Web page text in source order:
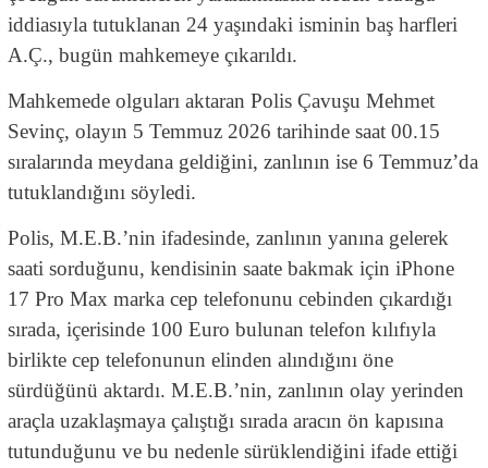
iddiasıyla tutuklanan 24 yaşındaki isminin baş harfleri
A.Ç., bugün mahkemeye çıkarıldı.
Mahkemede olguları aktaran Polis Çavuşu Mehmet
Sevinç, olayın 5 Temmuz 2026 tarihinde saat 00.15
sıralarında meydana geldiğini, zanlının ise 6 Temmuz’da
tutuklandığını söyledi.
Polis, M.E.B.’nin ifadesinde, zanlının yanına gelerek
saati sorduğunu, kendisinin saate bakmak için iPhone
17 Pro Max marka cep telefonunu cebinden çıkardığı
sırada, içerisinde 100 Euro bulunan telefon kılıfıyla
birlikte cep telefonunun elinden alındığını öne
sürdüğünü aktardı. M.E.B.’nin, zanlının olay yerinden
araçla uzaklaşmaya çalıştığı sırada aracın ön kapısına
tutunduğunu ve bu nedenle sürüklendiğini ifade ettiği